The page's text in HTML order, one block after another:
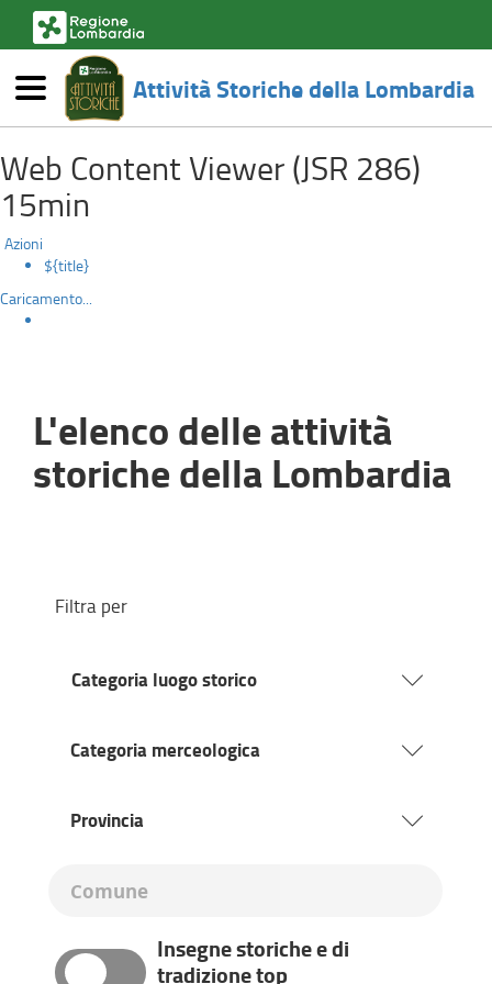
al
contenuto
principale
Ricerca
esterno,
apre
una
finestra)
Menù
Attività Storiche della Lombardia
Web Content Viewer (JSR 286)
15min
Azioni
${title}
Caricamento...
L'elenco delle attività
storiche della Lombardia
Filtra per
Categoria
Categoria luogo storico
Categoria
merceologica
Categoria merceologica
Provincia
Provincia
Insegne storiche e di
tradizione top